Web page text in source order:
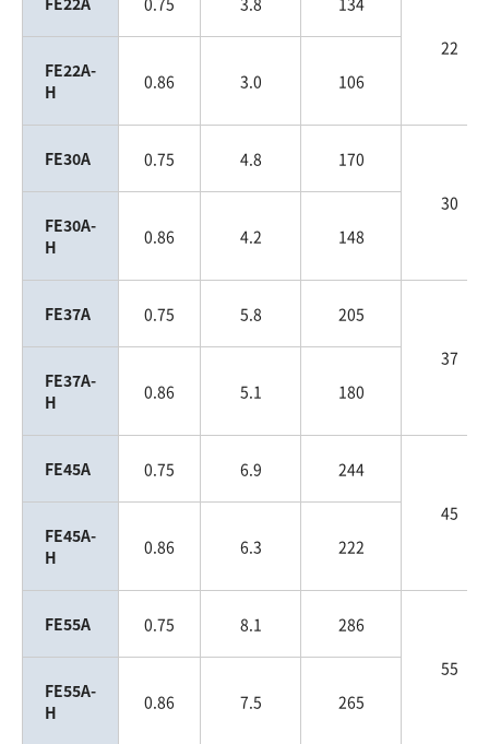
22
FE22A-
H
0.86 3.0 106
FE30A 0.75 4.8
170
30
FE30A-
H
0.86 4.2 148
FE37A 0.75 5.8
205
37
FE37A-
H
0.86 5.1 180
FE45A 0.75 6.9
244
45
FE45A-
H
0.86 6.3 222
FE55A 0.75 8.1
286
55
FE55A-
H
0.86 7.5 265